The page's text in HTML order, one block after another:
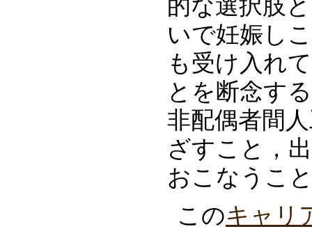
的な選択肢
いで妊娠し
も受け入れ
とを断念す
非配偶者間
ざすこと，
おこなうこ
このキャリ